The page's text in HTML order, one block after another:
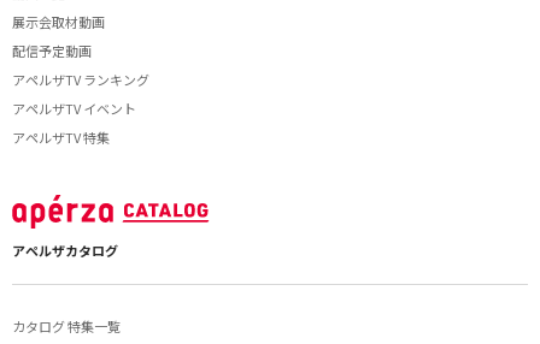
展示会取材動画
配信予定動画
アペルザTV ランキング
アペルザTV イベント
アペルザTV 特集
アペルザカタログ
カタログ 特集一覧